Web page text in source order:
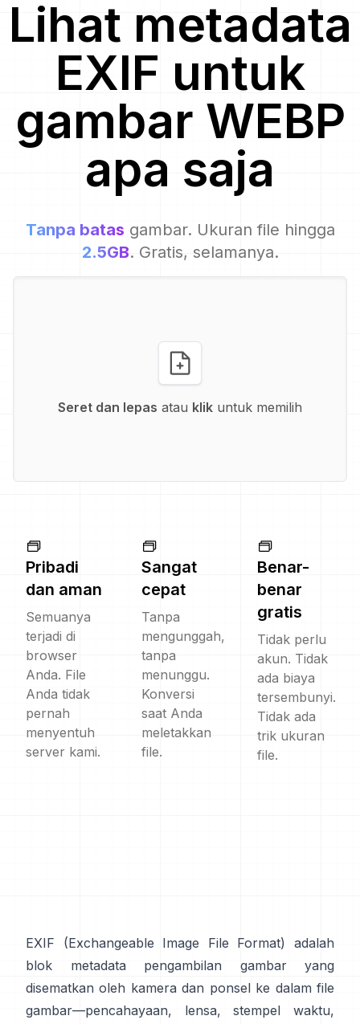
Lihat metadata
EXIF untuk
gambar WEBP
apa saja
Tanpa batas gambar. Ukuran file hingga
2.5GB. Gratis, selamanya.
Seret dan lepas atau klik untuk memilih
Pribadi
dan aman
Semuanya
terjadi di
browser
Anda. File
Anda tidak
pernah
menyentuh
server kami.
Sangat
cepat
Tanpa
mengunggah,
tanpa
menunggu.
Konversi
saat Anda
meletakkan
file.
Benar-
benar
gratis
Tidak perlu
akun. Tidak
ada biaya
tersembunyi.
Tidak ada
trik ukuran
file.
EXIF (Exchangeable Image File Format) adalah
blok metadata pengambilan gambar yang
disematkan oleh kamera dan ponsel ke dalam file
gambar—pencahayaan, lensa, stempel waktu,